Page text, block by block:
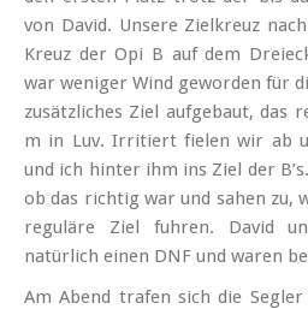
von David. Unsere Zielkreuz
Kreuz der Opi B auf dem
war weniger Wind geworden für
zusätzliches Ziel aufgebaut, das
m in Luv. Irritiert fielen wir ab
und ich hinter ihm ins Ziel der
ob das richtig war und sahen zu,
reguläre Ziel fuhren. David
natürlich einen DNF und waren
Am Abend trafen sich die Segler